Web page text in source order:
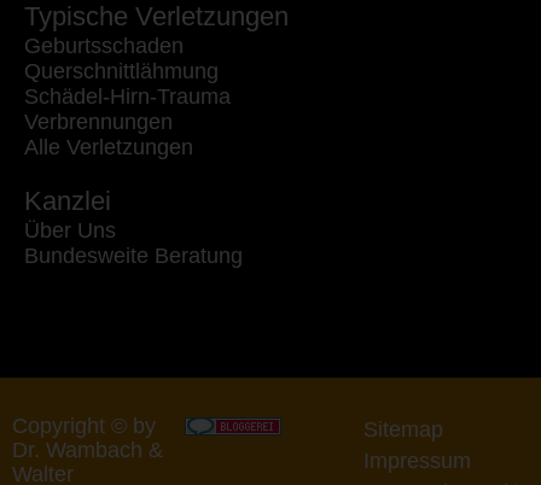
Typische Verletzungen
Geburtsschaden
Querschnittlähmung
Schädel-Hirn-Trauma
Verbrennungen
Alle Verletzungen
Kanzlei
Über Uns
Bundesweite Beratung
Copyright © by
Dr. Wambach &
Walter
Sitemap
Impressum